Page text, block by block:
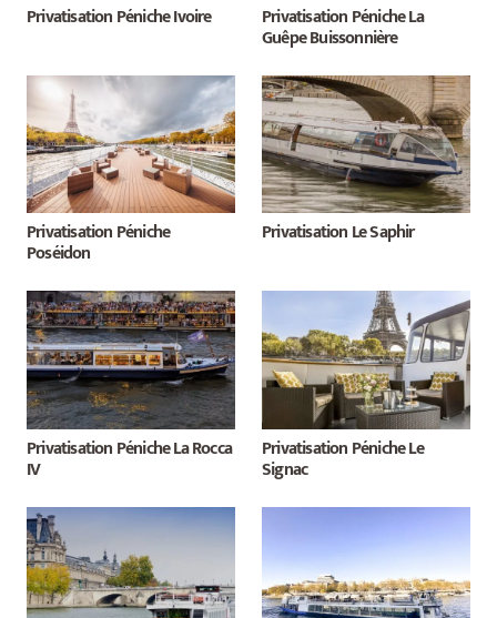
Privatisation Péniche Ivoire Privatisation Péniche La
Guêpe Buissonnière
Privatisation Péniche
Poséidon
Privatisation Le Saphir
Privatisation Péniche La Rocca
IV
Privatisation Péniche Le
Signac